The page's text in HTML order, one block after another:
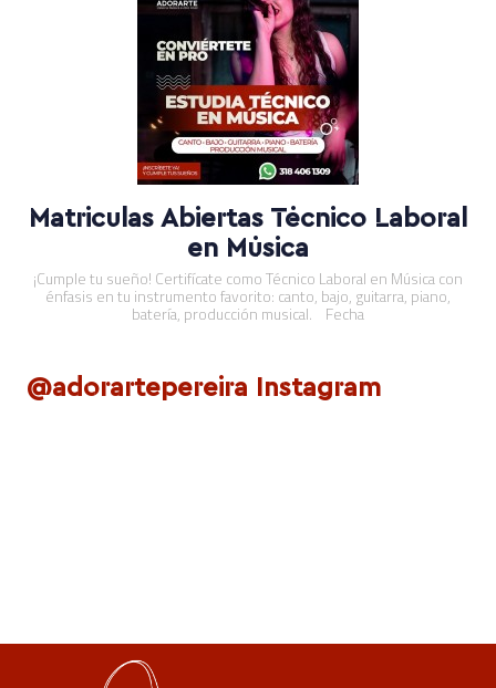
Matrículas Abiertas Técnico Laboral
en Música
¡Cumple tu sueño! Certifícate como Técnico Laboral en Música con
énfasis en tu instrumento favorito: canto, bajo, guitarra, piano,
batería, producción musical. Fecha
@adorartepereira Instagram